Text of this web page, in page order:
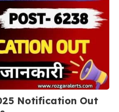
Notification Out